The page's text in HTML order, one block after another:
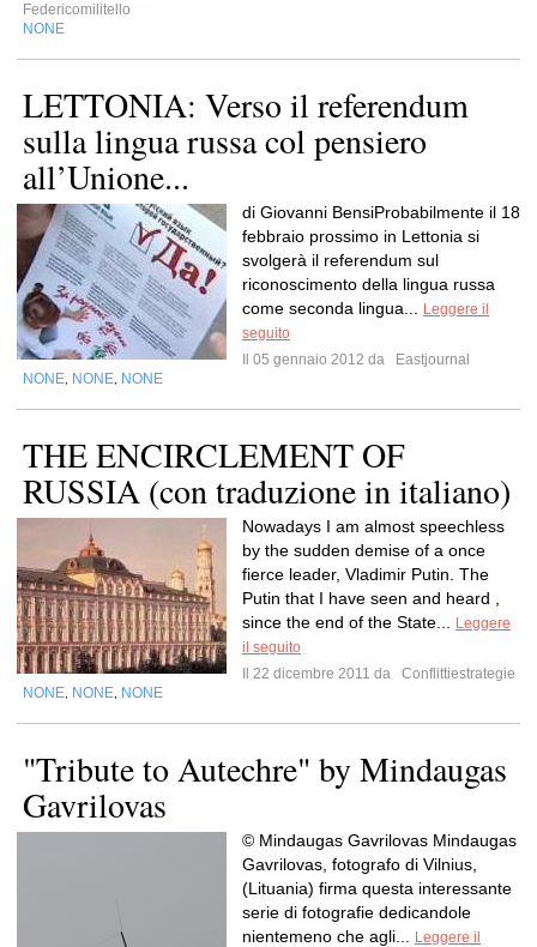
Federicomilitello
NONE
LETTONIA: Verso il referendum
sulla lingua russa col pensiero
all’Unione...
di Giovanni BensiProbabilmente il 18
febbraio prossimo in Lettonia si
svolgerà il referendum sul
riconoscimento della lingua russa
come seconda lingua...
Leggere il
seguito
Il 05 gennaio 2012 da
Eastjournal
NONE NONE NONE
THE ENCIRCLEMENT OF
RUSSIA (con traduzione in italiano)
Nowadays I am almost speechless
by the sudden demise of a once
fierce leader, Vladimir Putin. The
Putin that I have seen and heard ,
since the end of the State...
Leggere
il seguito
Il 22 dicembre 2011 da
Conflittiestrategie
NONE NONE NONE
"Tribute to Autechre" by Mindaugas
Gavrilovas
© Mindaugas Gavrilovas Mindaugas
Gavrilovas, fotografo di Vilnius,
(Lituania) firma questa interessante
serie di fotografie dedicandole
nientemeno che agli...
Leggere il